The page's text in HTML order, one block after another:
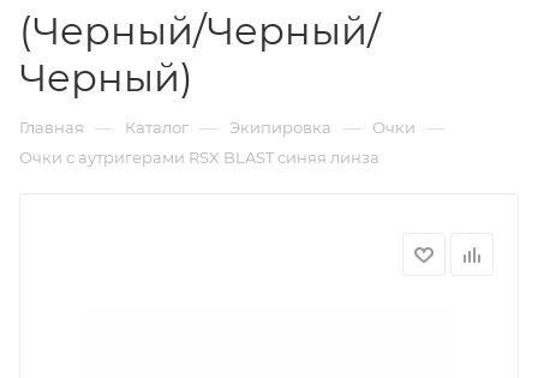
(Черный/Черный/
Черный)
Главная — Каталог — Экипировка — Очки —
Очки с аутригерами RSX BLAST синяя линза